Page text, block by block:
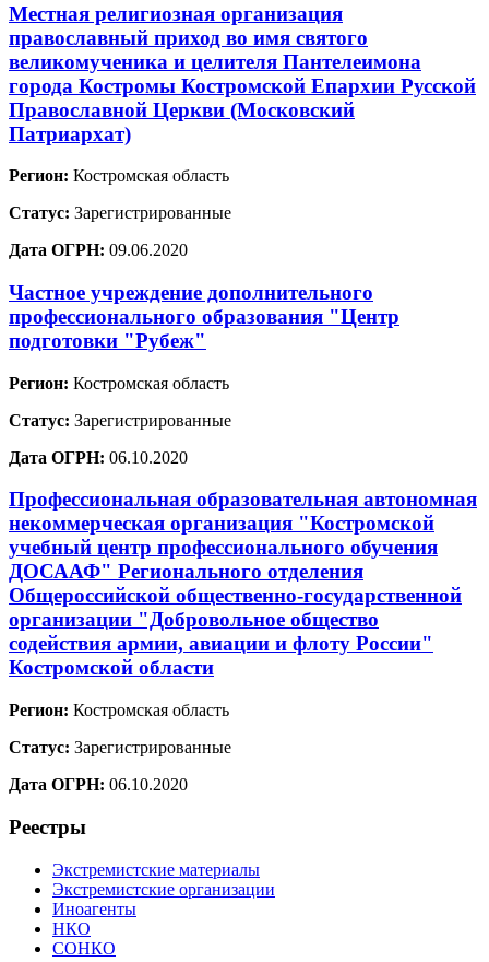
Местная религиозная организация
православный приход во имя святого
великомученика и целителя Пантелеимона
города Костромы Костромской Епархии Русской
Православной Церкви (Московский
Патриархат)
Регион: Костромская область
Статус: Зарегистрированные
Дата ОГРН: 09.06.2020
Частное учреждение дополнительного
профессионального образования "Центр
подготовки "Рубеж"
Регион: Костромская область
Статус: Зарегистрированные
Дата ОГРН: 06.10.2020
Профессиональная образовательная автономная
некоммерческая организация "Костромской
учебный центр профессионального обучения
ДОСААФ" Регионального отделения
Общероссийской общественно-государственной
организации "Добровольное общество
содействия армии, авиации и флоту России"
Костромской области
Регион: Костромская область
Статус: Зарегистрированные
Дата ОГРН: 06.10.2020
Реестры
Экстремистские материалы
Экстремистские организации
Иноагенты
НКО
СОНКО